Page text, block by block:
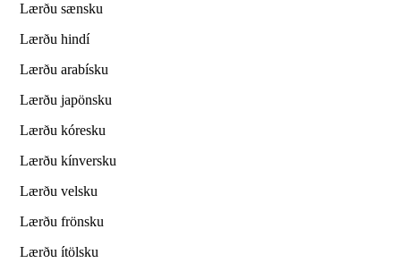
Lærðu sænsku
Lærðu hindí
Lærðu arabísku
Lærðu japönsku
Lærðu kóresku
Lærðu kínversku
Lærðu velsku
Lærðu frönsku
Lærðu ítölsku